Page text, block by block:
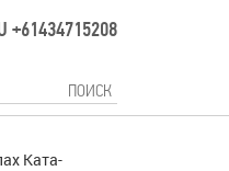
+61434715208
Ката-